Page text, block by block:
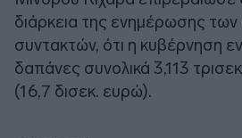
διάρκεια της ενημέρωσης
συντακτών, ότι η κυβέρνηση
δαπάνες συνολικά 3,113
(16,7 δισεκ. ευρώ).